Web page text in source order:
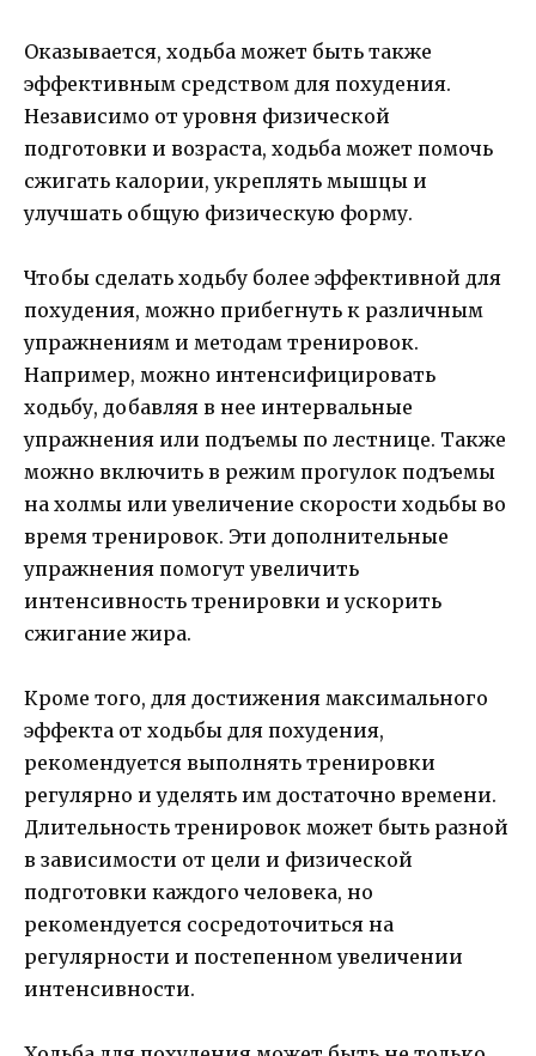
Оказывается, ходьба может быть также
эффективным средством для похудения.
Независимо от уровня физической
подготовки и возраста, ходьба может помочь
сжигать калории, укреплять мышцы и
улучшать общую физическую форму.
Чтобы сделать ходьбу более эффективной для
похудения, можно прибегнуть к различным
упражнениям и методам тренировок.
Например, можно интенсифицировать
ходьбу, добавляя в нее интервальные
упражнения или подъемы по лестнице. Также
можно включить в режим прогулок подъемы
на холмы или увеличение скорости ходьбы во
время тренировок. Эти дополнительные
упражнения помогут увеличить
интенсивность тренировки и ускорить
сжигание жира.
Кроме того, для достижения максимального
эффекта от ходьбы для похудения,
рекомендуется выполнять тренировки
регулярно и уделять им достаточно времени.
Длительность тренировок может быть разной
в зависимости от цели и физической
подготовки каждого человека, но
рекомендуется сосредоточиться на
регулярности и постепенном увеличении
интенсивности.